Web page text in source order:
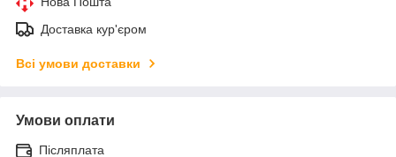
Доставка кур'єром
Всі умови доставки
Умови оплати
Післяплата